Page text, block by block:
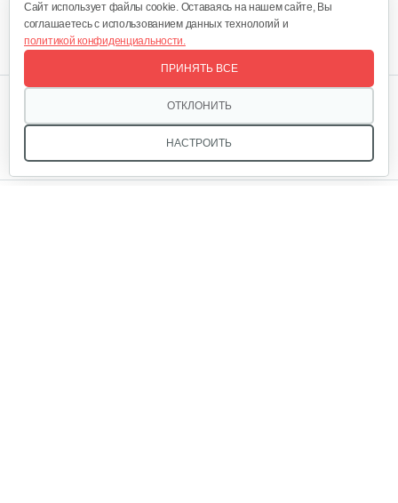
Cайт использует файлы cookie. Оставаясь на нашем сайте, Вы
соглашаетесь с использованием данных технологий и
политикой конфиденциальности.
НАСТРОИТЬ
ОТКЛОНИТЬ
ПРИНЯТЬ ВСЕ